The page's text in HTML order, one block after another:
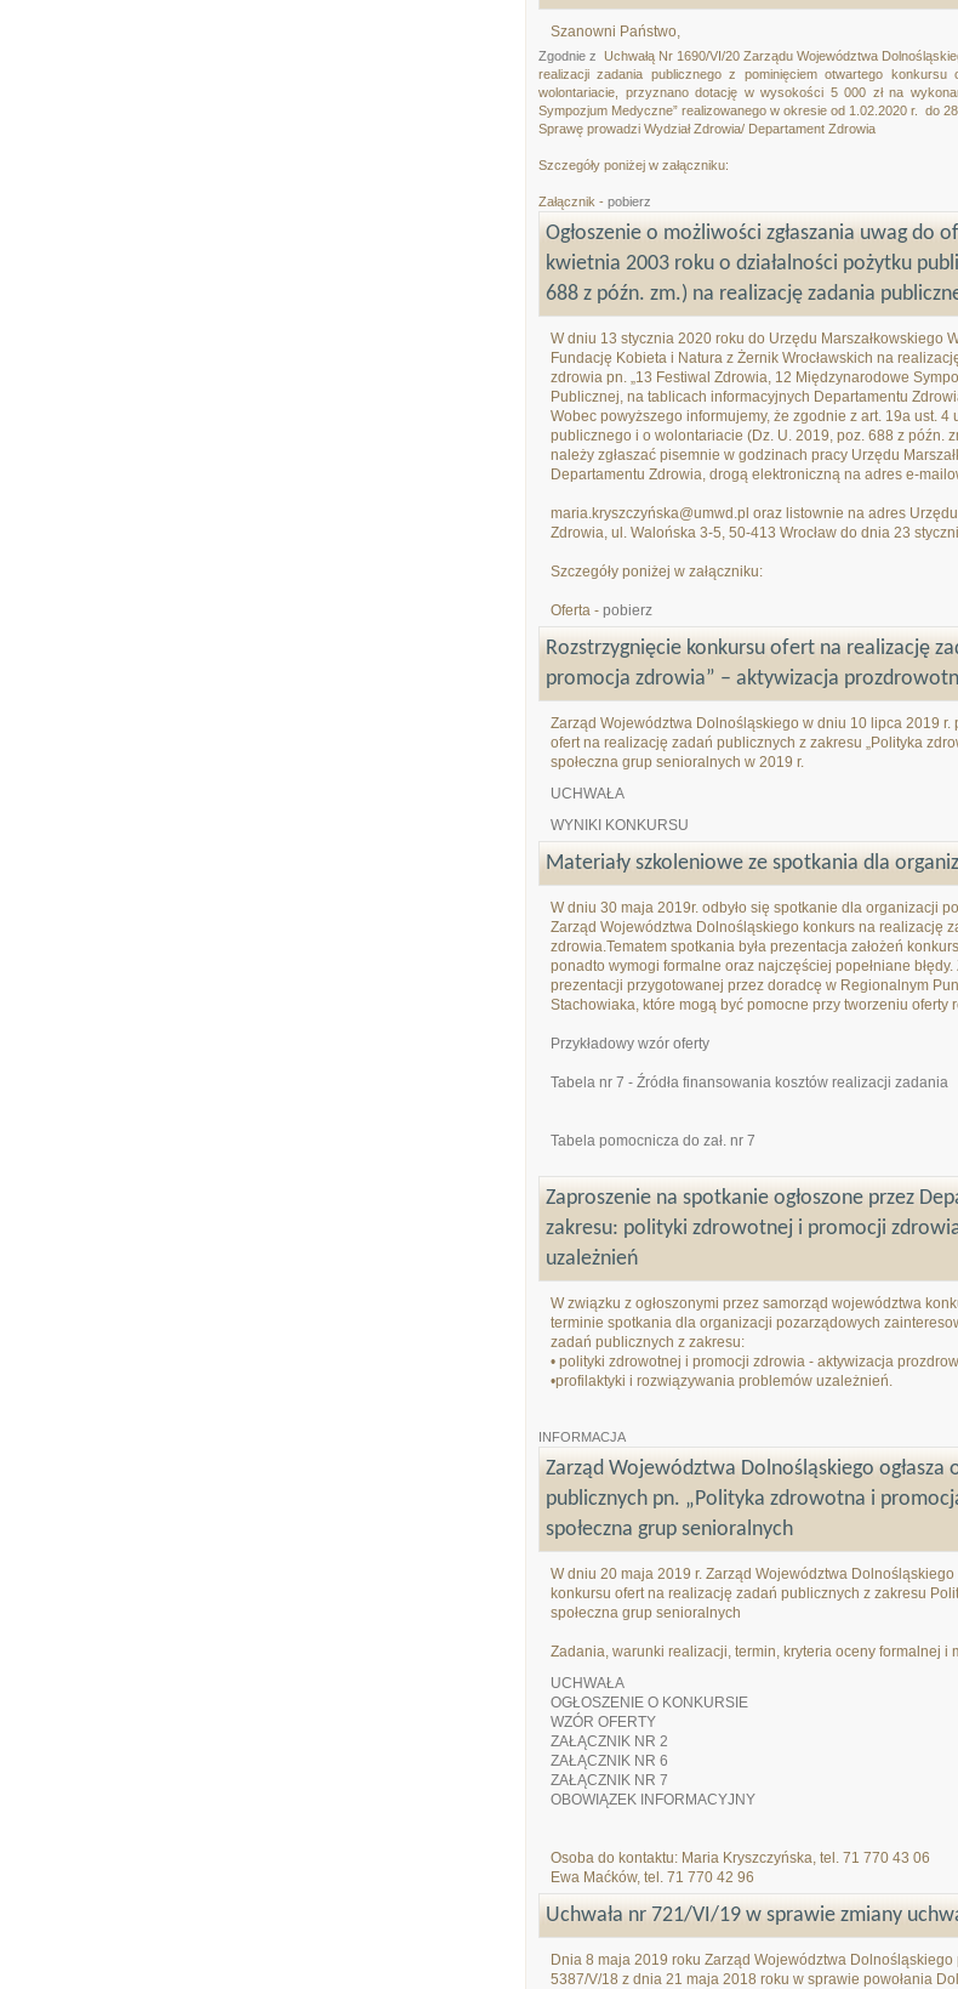
Szanowni Państwo,
Zgodnie z Uchwałą Nr 1690/VI/20 Zarządu Województwa
realizacji zadania publicznego z pominięciem otwartego
wolontariacie , przyznano dotację w wysokości 5 000 zł na
Sympozjum Medyczne” realizowanego w okresie od 1.02.2020 r.
do
Sprawę prowadzi Wydział Zdrowia/ Departament Zdrowia
Szczegóły poniżej w załączniku:
Załącznik - pobierz
Ogłoszenie o możliwości zgłaszania uwag
kwietnia 2003 roku o działalności pożytku
688 z późn. zm.) na realizację zadania
W dniu 13 stycznia 2020 roku do Urzędu Marszałkowskiego
Fundację Kobieta i Natura z Żernik Wrocławskich na
zdrowia pn. „13 Festiwal Zdrowia, 12 Międzynarodowe
Publicznej, na tablicach informacyjnych Departamentu
Wobec powyższego informujemy, że zgodnie z art. 19a ust.
publicznego i o wolontariacie (Dz. U. 2019, poz. 688 z późn.
należy zgłaszać pisemnie w godzinach pracy Urzędu
Departamentu Zdrowia, drogą elektroniczną na adres e-
maria.kryszczyńska@umwd.pl oraz listownie na adres
Zdrowia, ul. Walońska 3-5, 50-413 Wrocław do dnia 23
Szczegóły poniżej w załączniku:
Oferta - pobierz
Rozstrzygnięcie konkursu ofert na realizację
promocja zdrowia” – aktywizacja
Zarząd Województwa Dolnośląskiego w dniu 10 lipca 2019
ofert na realizację zadań publicznych z zakresu „Polityka
społeczna grup senioralnych w 2019 r.
UCHWAŁA
WYNIKI KONKURSU
Materiały szkoleniowe ze spotkania dla
W dniu 30 maja 2019r. odbyło się spotkanie dla organizacji
Zarząd Województwa Dolnośląskiego konkurs na realizację
zdrowia.Tematem spotkania była prezentacja założeń
ponadto wymogi formalne oraz najczęściej popełniane
prezentacji przygotowanej przez doradcę w Regionalnym
Stachowiaka, które mogą być pomocne przy tworzeniu
Przykładowy wzór oferty
Tabela nr 7 - Źródła finansowania kosztów realizacji zadania
Tabela pomocnicza do zał. nr 7
Zaproszenie na spotkanie ogłoszone przez
zakresu: polityki zdrowotnej i promocji
uzależnień
W związku z ogłoszonymi przez samorząd województwa
terminie spotkania dla organizacji pozarządowych
zadań publicznych z zakresu:
• polityki zdrowotnej i promocji zdrowia - aktywizacja
•profilaktyki i rozwiązywania problemów uzależnień.
INFORMACJA
Zarząd Województwa Dolnośląskiego
publicznych pn. „Polityka zdrowotna i
społeczna grup senioralnych
W dniu 20 maja 2019 r. Zarząd Województwa
konkursu ofert na realizację zadań publicznych z zakresu
społeczna grup senioralnych
Zadania, warunki realizacji, termin, kryteria oceny formalnej i
UCHWAŁA
OGŁOSZENIE O KONKURSIE
WZÓR OFERTY
ZAŁĄCZNIK NR 2
ZAŁĄCZNIK NR 6
ZAŁĄCZNIK NR 7
OBOWIĄZEK INFORMACYJNY
Osoba do kontaktu: Maria Kryszczyńska, tel. 71 770 43 06
Ewa Maćków, tel. 71 770 42 96
Uchwała nr 721/VI/19 w sprawie zmiany
Dnia 8 maja 2019 roku Zarząd Województwa
5387/V/18 z dnia 21 maja 2018 roku w sprawie powołania